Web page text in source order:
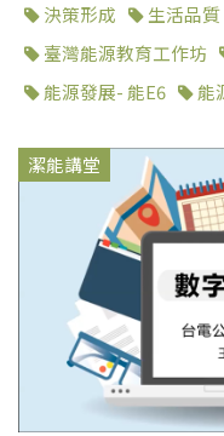
決策形成
生活品質
臺灣能源教育工作坊
能源發展- 能E6
能
潔能講堂